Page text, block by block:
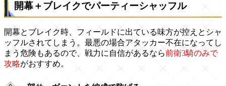
開幕＋ブレイクでパーティーシャッフル
開幕とブレイク時、フィールドに出ている味方が控えとシャ
ッフルされてしまう。最悪の場合アタッカー不在になってし
まう危険もあるので、戦力に自信があるなら前衛3騎のみで
攻略がおすすめ。